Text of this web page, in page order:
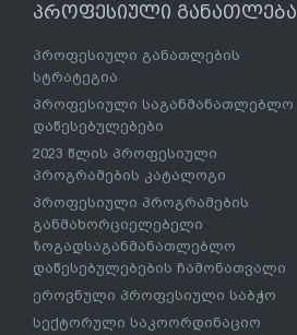
პროფესიული განათლება
პროფესიული განათლების
სტრატეგია
პროფესიული საგანმანათლებლო
დაწესებულებები
2023 წლის პროფესიული
პროგრამების კატალოგი
პროფესიული პროგრამების
განმახორციელებელი
ზოგადსაგანმანათლებლო
დაწესებულებების ჩამონათვალი
ეროვნული პროფესიული საბჭო
სექტორული საკოორდინაციო